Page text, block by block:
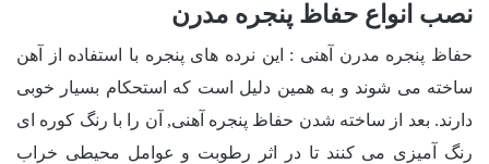
نصب انواع حفاظ پنجره مدرن
حفاظ پنجره مدرن آهنی : این نرده های پنجره با استفاده از آهن
ساخته می شوند و به همین دلیل است که استحکام بسیار خوبی
دارند. بعد از ساخته شدن حفاظ پنجره آهنی, آن را با رنگ کوره ای
رنگ آمیزی می کنند تا در اثر رطوبت و عوامل محیطی خراب